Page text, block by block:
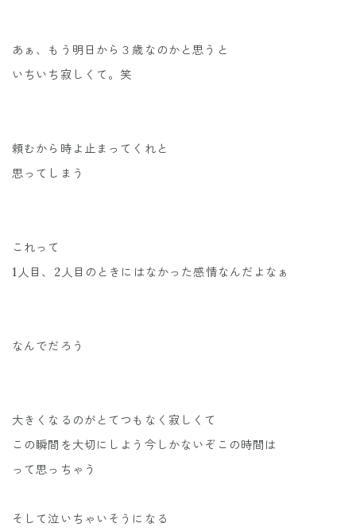
あぁ、もう明日から３歳なのかと思うと
いちいち寂しくて。笑
頼むから時よ止まってくれと
思ってしまう
これって
1人目、2人目のときにはなかった感情なんだよなぁ
なんでだろう
大きくなるのがとてつもなく寂しくて
この瞬間を大切にしよう今しかないぞこの時間は
って思っちゃう
そして泣いちゃいそうになる